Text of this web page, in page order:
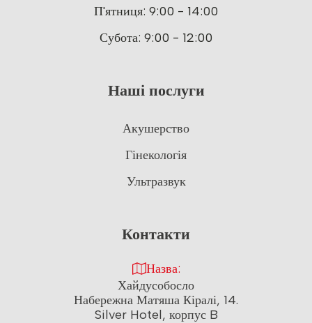
П'ятниця: 9:00 - 14:00
Субота: 9:00 - 12:00
Наші послуги
Акушерство
Гінекологія
Ультразвук
Контакти
Назва:
Хайдусобосло
Набережна Матяша Кіралі, 14.
Silver Hotel, корпус B